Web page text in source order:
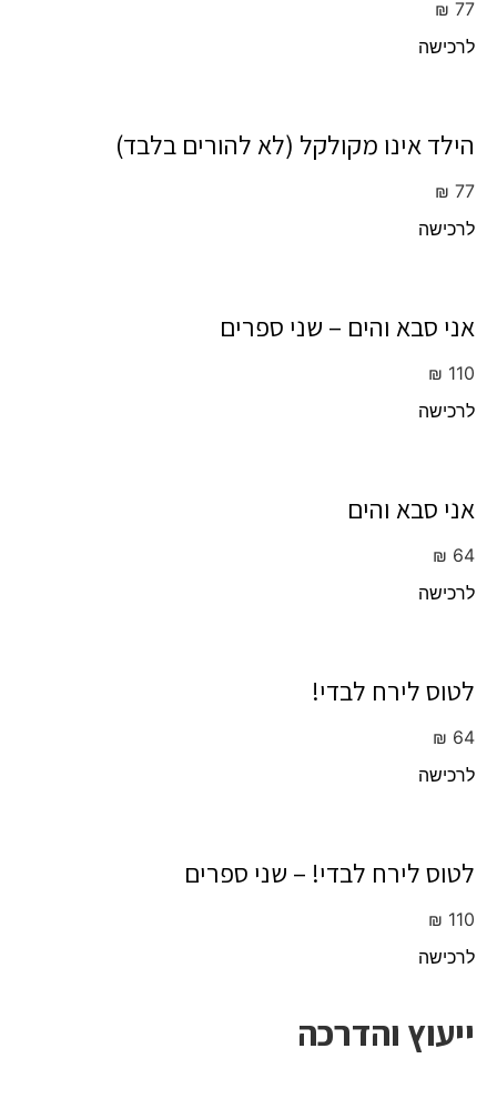
₪ 77
לרכישה
הילד אינו מקולקל (לא להורים בלבד)
₪ 77
לרכישה
אני סבא והים – שני ספרים
₪ 110
לרכישה
אני סבא והים
₪ 64
לרכישה
לטוס לירח לבדי!
₪ 64
לרכישה
לטוס לירח לבדי! – שני ספרים
₪ 110
לרכישה
ייעוץ והדרכה